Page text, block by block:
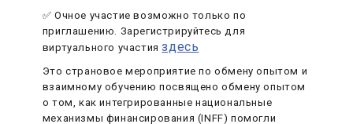
✅ Очное участие возможно только по
приглашению. Зарегистрируйтесь для
виртуального участияздесь
Это страновое мероприятие по обмену опытом и
взаимному обучению посвящено обмену опытом
о том, как интегрированные национальные
механизмы финансирования (INFF) помогли